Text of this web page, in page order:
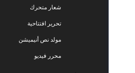
شعار متحرك
تحرير افتتاحية
مولد نص أنيميشن
محرر فيديو